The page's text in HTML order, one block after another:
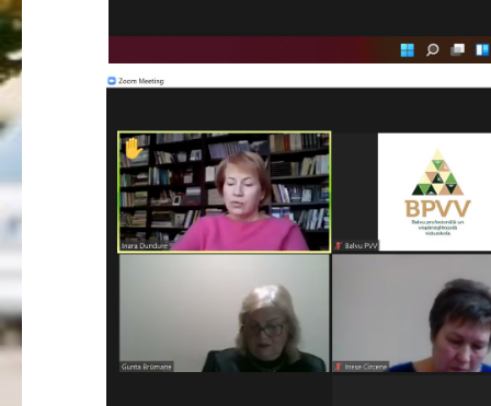
Individuālie nepieciešamie mācību līdzekļi un piederumi darbam